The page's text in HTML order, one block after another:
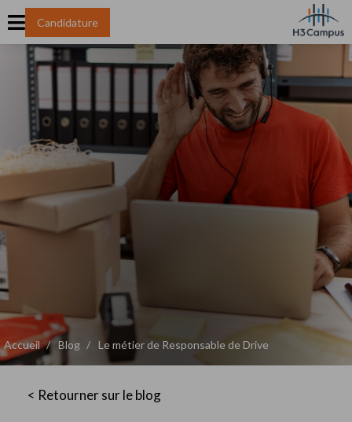
Candidature
Accueil Blog Le métier de Responsable de Drive
< Retourner sur le blog